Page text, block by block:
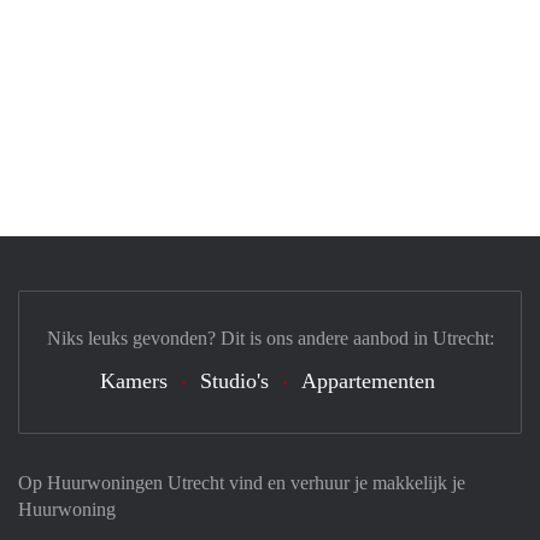
Op Huurwoningen Utrecht vind en verhuur je makkelijk je
Huurwoning
Niks leuks gevonden? Dit is ons andere aanbod in Utrecht:
Kamers Studio's Appartementen